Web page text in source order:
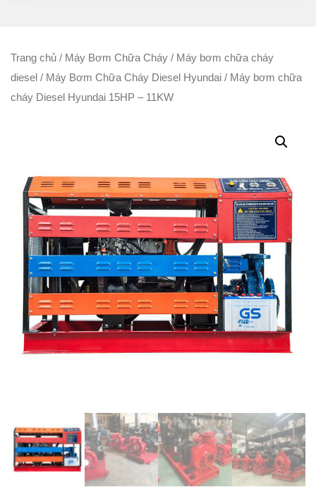
Trang chủ / Máy Bơm Chữa Cháy / Máy bơm chữa cháy
diesel / Máy Bơm Chữa Cháy Diesel Hyundai / Máy bơm chữa
cháy Diesel Hyundai 15HP – 11KW